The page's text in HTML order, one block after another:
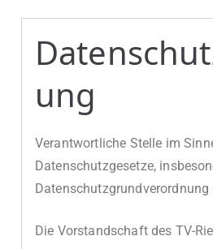
ung
Verantwortliche Stelle im
Datenschutzgesetze,
Datenschutzgrundverordnung
Die Vorstandschaft des TV-